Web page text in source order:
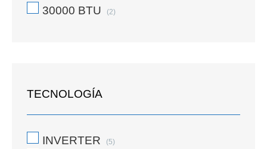
30000 BTU (2)
TECNOLOGÍA
INVERTER (5)